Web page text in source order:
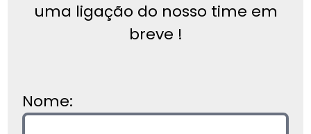
uma ligação do nosso time em
breve !
Nome: